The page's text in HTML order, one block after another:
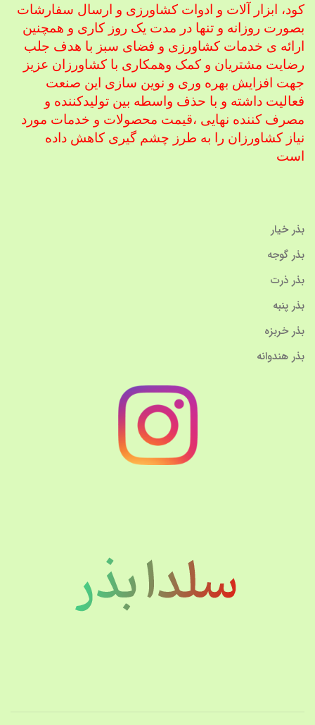
کود، ابزار آلات و ادوات کشاورزی و ارسال سفارشات
بصورت روزانه و تنها در مدت یک روز کاری و همچنین
ارائه ی خدمات کشاورزی و فضای سبز با هدف جلب
رضایت مشتریان و کمک وهمکاری با کشاورزان عزیز
جهت افزایش بهره وری و نوین سازی این صنعت
فعالیت داشته و با حذف واسطه بین تولیدکننده و
مصرف کننده نهایی ،قیمت محصولات و خدمات مورد
نیاز کشاورزان را به طرز چشم گیری کاهش داده
است
بذر خیار
بذر گوجه
بذر ذرت
بذر پنبه
بذر خربزه
بذر هندوانه